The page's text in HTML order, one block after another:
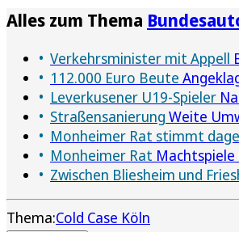
Alles zum Thema
Verkehrsminister mit Appell
112.000 Euro Beute
Leverkusener U19-Spieler
Straßensanierung Weite
Monheimer Rat stimmt
Monheimer Rat Machtspiele
Zwischen Bliesheim und
Thema:Cold Case Köln